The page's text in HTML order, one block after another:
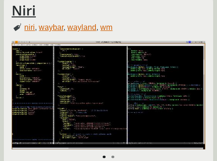
Niri
niri,waybar,wayland,wm